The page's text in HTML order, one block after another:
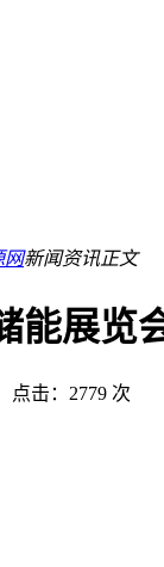
网新闻资讯正文
能展览
点击：2779 次